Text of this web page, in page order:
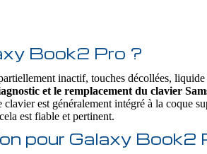
Book2 Pro ?
inactif, touches décollées,
et le remplacement du clavier
est généralement intégré à la coque
est fiable et pertinent.
pour Galaxy Book2